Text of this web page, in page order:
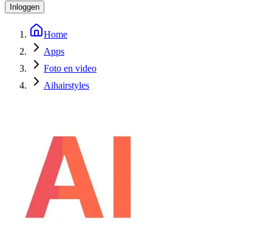
Inloggen
Home
Apps
Foto en video
Aihairstyles